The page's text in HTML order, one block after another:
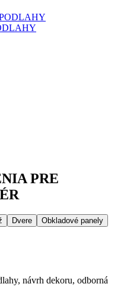
PRE
Dvere
Obkladové panely
návrh dekoru, odborná